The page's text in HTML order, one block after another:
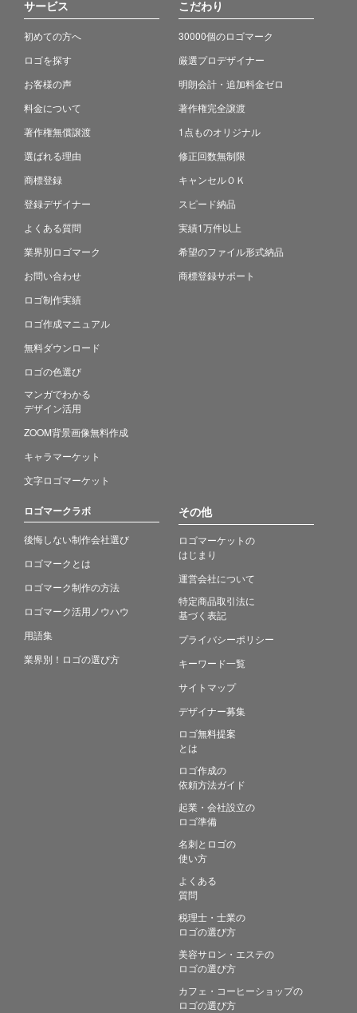
サービス
初めての方へ
ロゴを探す
お客様の声
料金について
著作権無償譲渡
選ばれる理由
商標登録
登録デザイナー
よくある質問
業界別ロゴマーク
お問い合わせ
ロゴ制作実績
ロゴ作成マニュアル
無料ダウンロード
ロゴの色選び
マンガでわかる
デザイン活用
ZOOM背景画像無料作成
キャラマーケット
文字ロゴマーケット
こだわり
30000個のロゴマーク
厳選プロデザイナー
明朗会計・追加料金ゼロ
著作権完全譲渡
1点ものオリジナル
修正回数無制限
キャンセルＯＫ
スピード納品
実績1万件以上
希望のファイル形式納品
商標登録サポート
ロゴマークラボ
後悔しない制作会社選び
ロゴマークとは
ロゴマーク制作の方法
ロゴマーク活用ノウハウ
用語集
業界別！ロゴの選び方
その他
ロゴマーケットの
はじまり
運営会社について
特定商品取引法に
基づく表記
プライバシーポリシー
キーワード一覧
サイトマップ
デザイナー募集
ロゴ無料提案
とは
ロゴ作成の
依頼方法ガイド
起業・会社設立の
ロゴ準備
名刺とロゴの
使い方
よくある
質問
税理士・士業の
ロゴの選び方
美容サロン・エステの
ロゴの選び方
カフェ・コーヒーショップの
ロゴの選び方